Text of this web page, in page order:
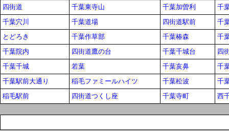
四街道
千葉東寺山 千葉加曽利
千
千葉穴川
千葉道場 四街道駅前
千
とどろき
千葉作草部 千葉椿森
千
千葉院内
四街道鷹の台 千葉千城台
四
千葉千城
若葉 千葉亥鼻
千
千葉駅前大通り
稲毛ファミールハイツ 千葉松波
千
稲毛駅前
四街道つくし座 千葉寺町 西